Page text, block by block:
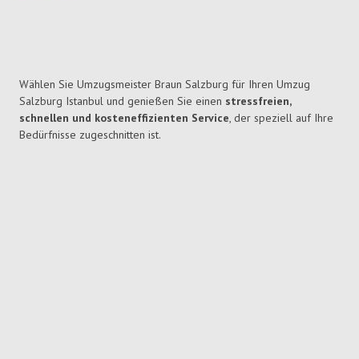
Wählen Sie Umzugsmeister Braun Salzburg für Ihren Umzug
Salzburg Istanbul und genießen Sie einen stressfreien,
schnellen und kosteneffizienten Service, der speziell auf Ihre
Bedürfnisse zugeschnitten ist.